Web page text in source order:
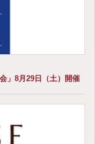
」8月29日（土）開催